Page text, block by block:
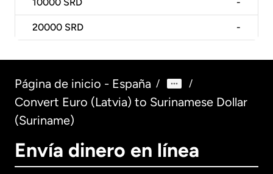
10000 SRD -
20000 SRD -
Página de inicio - España / /
Convert Euro (Latvia) to Surinamese Dollar
(Suriname)
Envía dinero en línea